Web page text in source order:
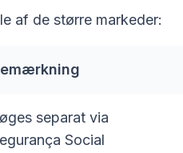
af de større markeder:
separat via
Social